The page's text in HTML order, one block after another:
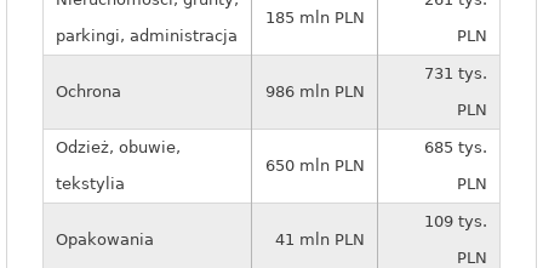
parkingi, administracja
185 mln PLN
PLN
Ochrona 986 mln PLN
731 tys.
PLN
Odzież, obuwie,
tekstylia
650 mln PLN
685 tys.
PLN
Opakowania 41 mln PLN
109 tys.
PLN